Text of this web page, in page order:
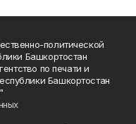
политической
Башкортостан
по печати и
Башкортостан